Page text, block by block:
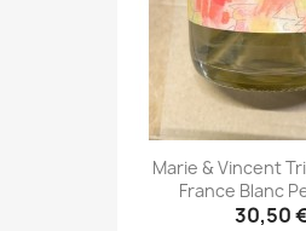
Marie & Vincent
France Blanc
30,50